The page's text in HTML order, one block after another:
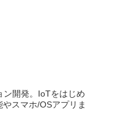
ン開発。IoTをはじめ
スマホ/OSアプリま